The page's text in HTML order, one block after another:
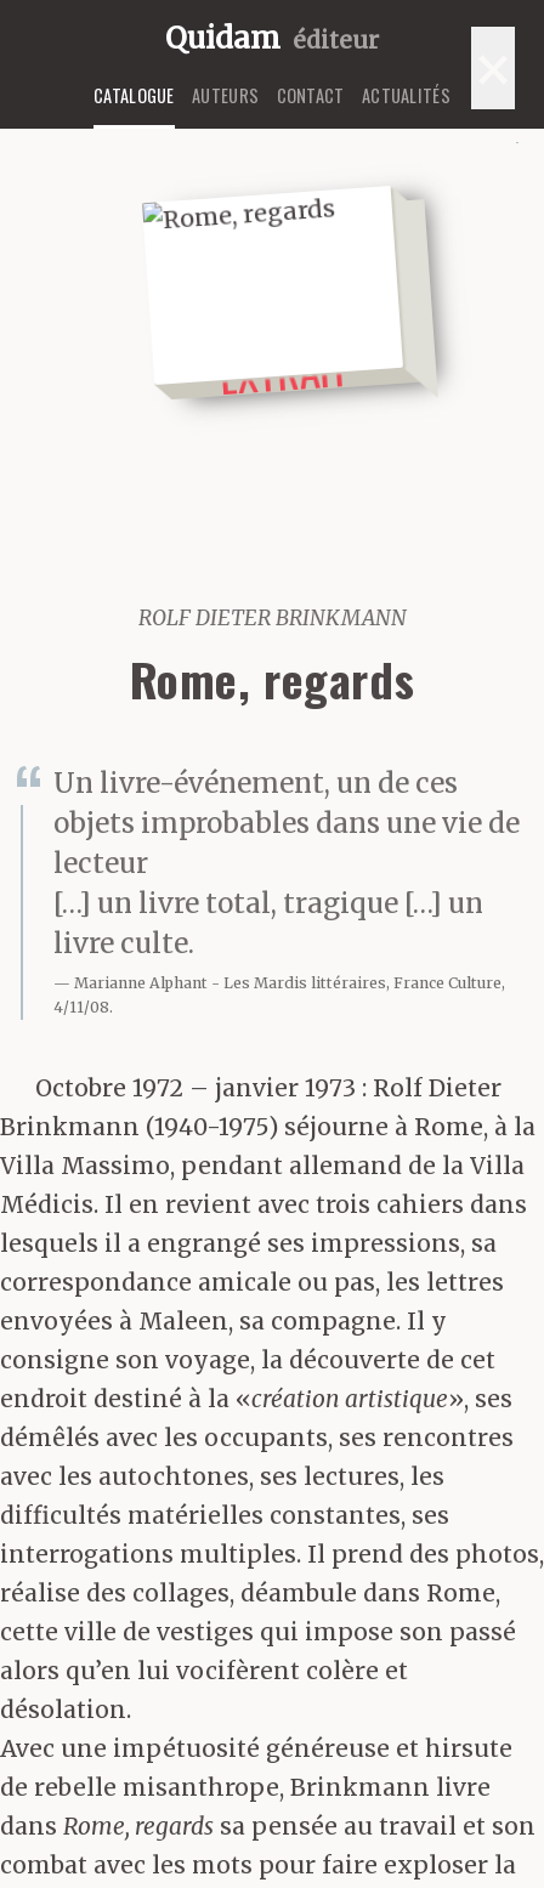
Quidam éditeur
CATALOGUE AUTEURS CONTACT ACTUALITÉS
EXTRAIT
ROLF DIETER BRINKMANN
Rome, regards
Un livre-événement, un de ces
objets improbables dans une vie de
lecteur
[…] un livre total, tragique […] un
livre culte.
Marianne Alphant
Les Mardis littéraires, France Culture,
4/11/08.
Octobre 1972 – janvier 1973 : Rolf Dieter
Brinkmann (1940-1975) séjourne à Rome, à la
Villa Massimo, pendant allemand de la Villa
Médicis. Il en revient avec trois cahiers dans
lesquels il a engrangé ses impressions, sa
correspondance amicale ou pas, les lettres
envoyées à Maleen, sa compagne. Il y
consigne son voyage, la découverte de cet
endroit destiné à la «création artistique», ses
démêlés avec les occupants, ses rencontres
avec les autochtones, ses lectures, les
difficultés matérielles constantes, ses
interrogations multiples. Il prend des photos,
réalise des collages, déambule dans Rome,
cette ville de vestiges qui impose son passé
alors qu’en lui vocifèrent colère et
désolation.
Avec une impétuosité généreuse et hirsute
de rebelle misanthrope, Brinkmann livre
dans Rome, regards sa pensée au travail et son
combat avec les mots pour faire exploser la